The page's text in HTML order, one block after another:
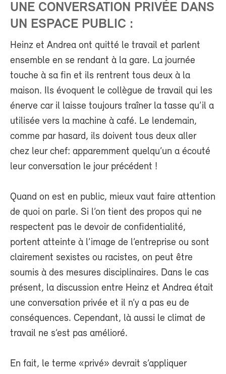
UNE CONVERSATION PRIVÉE DANS
UN ESPACE PUBLIC :
Heinz et Andrea ont quitté le travail et parlent
ensemble en se rendant à la gare. La journée
touche à sa fin et ils rentrent tous deux à la
maison. Ils évoquent le collègue de travail qui les
énerve car il laisse toujours traîner la tasse qu’il a
utilisée vers la machine à café. Le lendemain,
comme par hasard, ils doivent tous deux aller
chez leur chef: apparemment quelqu’un a écouté
leur conversation le jour précédent !
Quand on est en public, mieux vaut faire attention
de quoi on parle. Si l’on tient des propos qui ne
respectent pas le devoir de confidentialité,
portent atteinte à l’image de l’entreprise ou sont
clairement sexistes ou racistes, on peut être
soumis à des mesures disciplinaires. Dans le cas
présent, la discussion entre Heinz et Andrea était
une conversation privée et il n’y a pas eu de
conséquences. Cependant, là aussi le climat de
travail ne s’est pas amélioré.
En fait, le terme «privé» devrait s’appliquer